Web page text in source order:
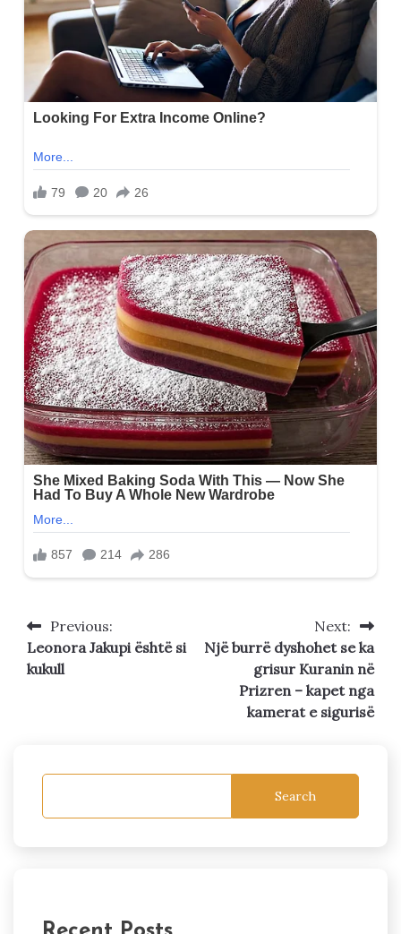
Post
navigation
Previous:
Leonora Jakupi është si
kukull
Next:
Një burrë dyshohet se ka
grisur Kuranin në
Prizren – kapet nga
kamerat e sigurisë
Search